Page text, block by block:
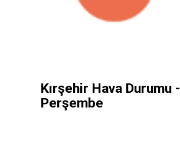
Kırşehir Hava Durumu -
Perşembe